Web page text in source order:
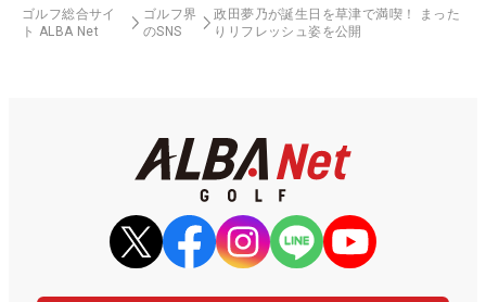
ゴルフ総合サイ
ト ALBA Net
ゴルフ界
のSNS
政田夢乃が誕生日を草津で満喫！ まった
りリフレッシュ姿を公開